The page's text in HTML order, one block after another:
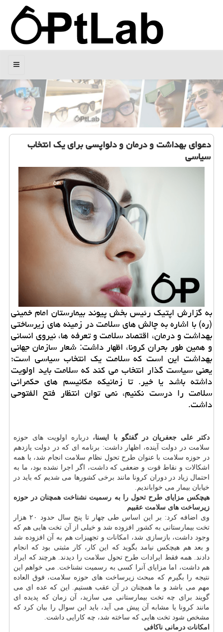
منو
دعوای بهداشت و درمان و دلواپسی برای یك انتخاب
سیاسی
به گزارش اپتیک رئیس بخش پیوند بیمارستان امام خمینی
(ره) با اشاره به چالش های سلامت در زمینه های زیرساختی
بهداشت و درمان، اقتصاد سلامت و تعرفه ها، نیروی انسانی
و همین طور بحران کرونا، اظهار داشت: شعار سازمان جهانی
بهداشت این است که سلامت یک انتخاب سیاسی است؛
یعنی سیاست گذار انتخاب می کند که سلامت باید اولویت
داشته باشد یا خیر. تا زمانیکه مکانیسم های حکمرانی
سلامت را درست نکنیم، نمی توان انتظار فتح الفتوحی
داشت.
دکتر علی جعفریان در گفتگو با ایسنا، درباره اولویت های حوزه
سلامت در دولت آینده، اظهار داشت: برنامه ای که در دولت یازدهم
در حوزه سلامت با عنوان طرح تحول نظام سلامت انجام شد، با همه
اشکالات و نقاط قوت و ضعفی که داشت، اگر اجرا نشده بود، ما به
احتمال زیاد در دوران کرونا مانند برخی کشورها می شدیم که باید در
خیابان بیمار می خواباندیم.
هیچکس مزایای طرح تحول را به رسمیت نشناخت همچنان در حوزه
زیرساخت های سلامت عقبیم
وی اضافه کرد: بر این اساس طی چهار تا پنج سال حدود ۲۰ هزار
تخت بیمارستانی به کشور افزوده شد و خیلی از آن تخت هایی هم که
وجود داشت، بازسازی شد، امکانات و تجهیزات هم به آن افزوده شد
و بعد هم هیچکس نیامد بگوید که این کار، کار مثبتی بود که انجام
دادند. همه فقط ایرادات طرح تحول سلامت را دیدند. هرچند که ایراد
هم داشت، اما مزایای آنرا کسی به رسمیت نشناخت. می خواهم این
نتیجه را بگیرم که مبحث زیرساخت های حوزه سلامت، فوق العاده
مهم می باشد و ما همچنان در آن عقب هستیم. این که عده ای می
گویند برای چه تخت بیمارستانی می سازید، آن زمان که پدیده ای
مانند کرونا یا مشابه آن پیش می آید، باید این سوال را بیان کرد که
مشخص شود تخت هایی که ساخته شد، چه کارایی داشت.
امکانات درمانی ناکافی